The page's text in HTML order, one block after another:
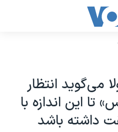
می‌گوید انتظار
تا این اندازه با
داشته باشد